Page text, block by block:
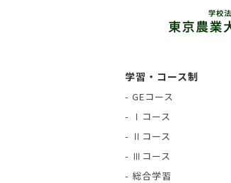
学習・コース制
- GEコース
- Ⅰコース
- Ⅱコース
- Ⅲコース
- 総合学習